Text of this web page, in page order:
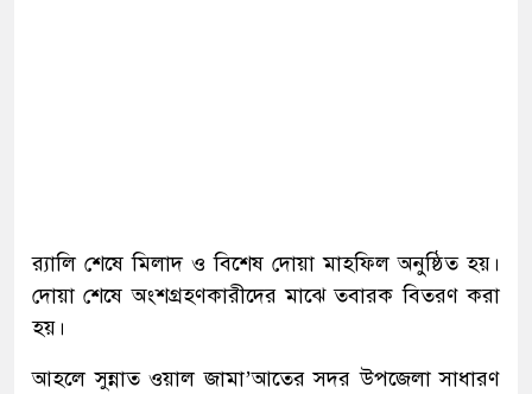
র‌্যালি শেষে মিলাদ ও বিশেষ দোয়া মাহফিল অনুষ্ঠিত হয়।
দোয়া শেষে অংশগ্রহণকারীদের মাঝে তবারক বিতরণ করা
হয়।
আহলে সুন্নাত ওয়াল জামা’আতের সদর উপজেলা সাধারণ